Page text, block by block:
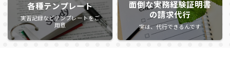
各種テンプレート
実習記録などテンプレートをご
用意
面倒な実務経験証明書
の請求代行
実は、代行できるんです